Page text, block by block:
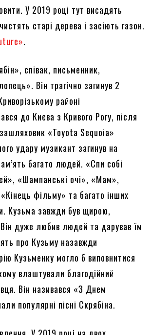
У 2019 році тут висадять
старі дерева і засіють газон.
».
співак, письменник,
Він трагічно загинув 2
районі
до Києва з Кривого Рогу, після
«Toyota Sequoia»
удару музикант загинув на
багато людей. «Спи собі
«Шампанські очі», «Мам»,
фільму» та багато інших
Кузьма завжди був щирою,
дуже любив людей та дарував їм
про Кузьму назавжди
Кузьменку могло б виповнитися
влаштували благодійний
Він називався «З Днем
популярні пісні Скрябіна.